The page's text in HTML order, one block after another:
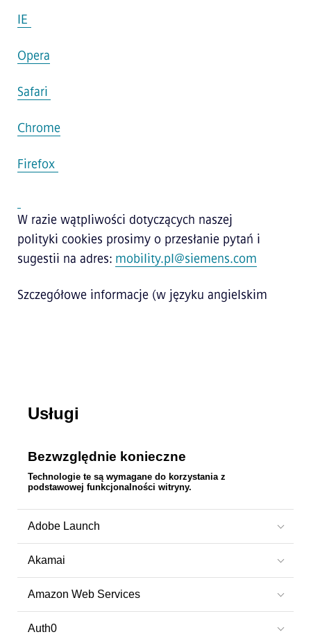
IE
Opera
Safari
Chrome
Firefox
W razie wątpliwości dotyczących naszej
polityki cookies prosimy o przesłanie pytań i
sugestii na adres: mobility.pl@siemens.com
Szczegółowe informacje (w języku angielskim
Usługi
Bezwzględnie konieczne
Technologie te są wymagane do korzystania z
podstawowej funkcjonalności witryny.
Adobe Launch
Akamai
Amazon Web Services
Auth0